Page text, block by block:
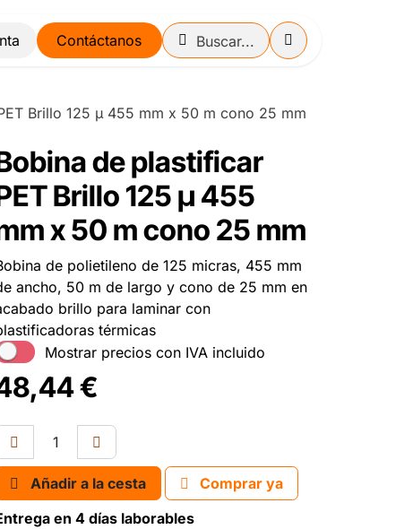
Contáctanos
Brillo 125 µ 455 mm x 50 m cono 25 mm
de plastificar
Brillo 125 µ 455
x 50 m cono 25 mm
de polietileno de 125 micras, 455 mm
ancho, 50 m de largo y cono de 25 mm en
brillo para laminar con
térmicas
Mostrar precios con IVA incluido
€
Añadir a la cesta
Comprar ya
en 4 días laborables